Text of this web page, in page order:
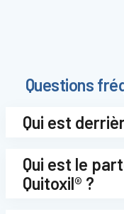
Questions
Qui est
Qui est le
Quitoxil® ?